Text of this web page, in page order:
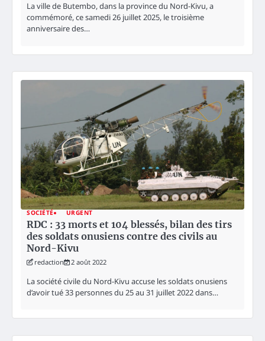
La ville de Butembo, dans la province du Nord-Kivu, a
commémoré, ce samedi 26 juillet 2025, le troisième
anniversaire des…
SOCIÉTÉ URGENT
RDC : 33 morts et 104 blessés, bilan des tirs
des soldats onusiens contre des civils au
Nord-Kivu
redaction 2 août 2022
La société civile du Nord-Kivu accuse les soldats onusiens
d’avoir tué 33 personnes du 25 au 31 juillet 2022 dans…